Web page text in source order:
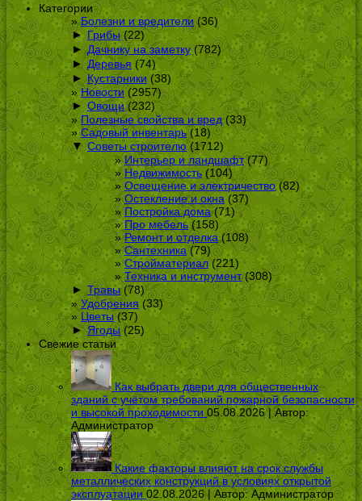
Категории
Болезни и вредители(36)
► Грибы(22)
► Дачнику на заметку (782)
► Деревья (74)
► Кустарники (38)
Новости(2957)
► Овощи(232)
Полезные свойства и вред(33)
Садовый инвентарь (18)
▼ Советы строителю(1712)
Интерьер и ландшафт(77)
Недвижимость(104)
Освещение и электричество(82)
Остекление и окна (37)
Постройка дома(71)
Про мебель(158)
Ремонт и отделка(108)
Сантехника(79)
Стройматериал(221)
Техника и инструмент(308)
► Травы(78)
Удобрения(33)
Цветы(37)
► Ягоды(25)
Свежие статьи
Как выбрать двери для общественных
зданий с учётом требований пожарной безопасности
и высокой проходимости 05.08.2026 | Автор:
Администратор
Какие факторы влияют на срок службы
металлических конструкций в условиях открытой
эксплуатации 02.08.2026 | Автор:Администратор